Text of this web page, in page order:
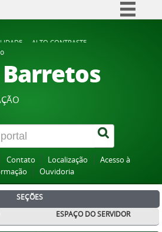
Participe
Acesso à informação
Canais
ALTO CONTRASTE
Contato Localização
Acesso à
Ouvidoria
SEÇÕES
ESPAÇO DO SERVIDOR